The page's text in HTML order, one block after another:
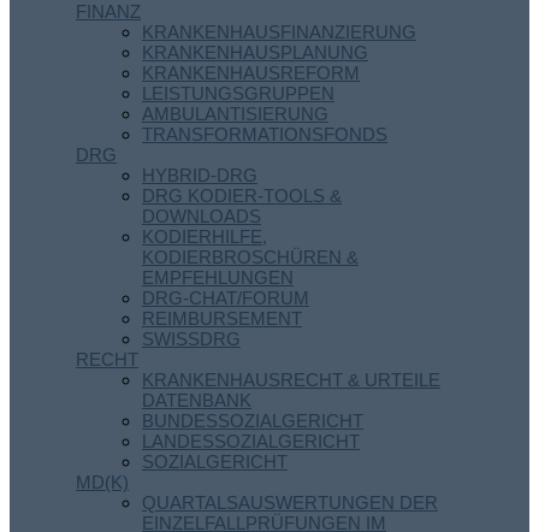
FINANZ
KRANKENHAUSFINANZIERUNG
KRANKENHAUSPLANUNG
KRANKENHAUSREFORM
LEISTUNGSGRUPPEN
AMBULANTISIERUNG
TRANSFORMATIONSFONDS
DRG
HYBRID-DRG
DRG KODIER-TOOLS &
DOWNLOADS
KODIERHILFE,
KODIERBROSCHÜREN &
EMPFEHLUNGEN
DRG-CHAT/FORUM
REIMBURSEMENT
SWISSDRG
RECHT
KRANKENHAUSRECHT & URTEILE
DATENBANK
BUNDESSOZIALGERICHT
LANDESSOZIALGERICHT
SOZIALGERICHT
MD(K)
QUARTALSAUSWERTUNGEN DER
EINZELFALLPRÜFUNGEN IM